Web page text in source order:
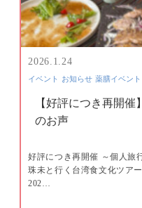
2026.1.24
イベント お知らせ 薬膳イベント
【好評につき再開
のお声
好評につき再開催 ～個人旅
珠未と行く台湾食文化ツア
202…